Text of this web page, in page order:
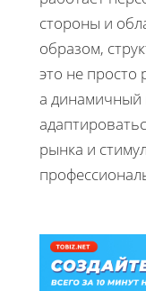
стороны и
образом,
это не просто
а
рынка и